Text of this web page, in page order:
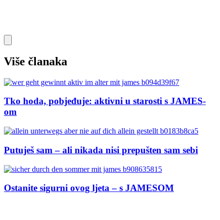
Više članaka
Tko hoda, pobjeđuje: aktivni u starosti s JAMES-
om
Putuješ sam – ali nikada nisi prepušten sam sebi
Ostanite sigurni ovog ljeta – s JAMESOM